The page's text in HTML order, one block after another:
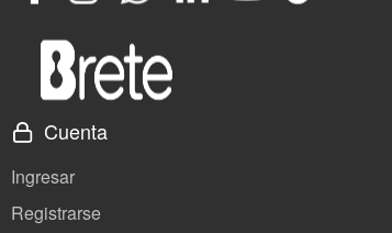
Cuenta
Ingresar
Registrarse